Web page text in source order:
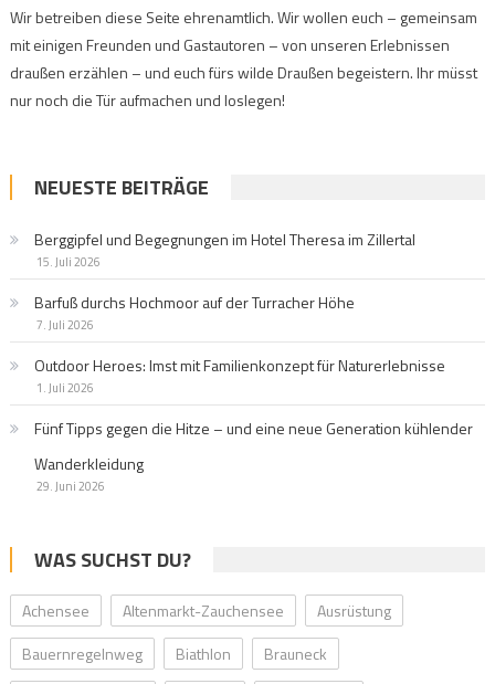
Wir betreiben diese Seite ehrenamtlich. Wir wollen euch – gemeinsam
mit einigen Freunden und Gastautoren – von unseren Erlebnissen
draußen erzählen – und euch fürs wilde Draußen begeistern. Ihr müsst
nur noch die Tür aufmachen und loslegen!
NEUESTE BEITRÄGE
Berggipfel und Begegnungen im Hotel Theresa im Zillertal
15. Juli 2026
Barfuß durchs Hochmoor auf der Turracher Höhe
7. Juli 2026
Outdoor Heroes: Imst mit Familienkonzept für Naturerlebnisse
1. Juli 2026
Fünf Tipps gegen die Hitze – und eine neue Generation kühlender
Wanderkleidung
29. Juni 2026
WAS SUCHST DU?
Achensee Altenmarkt-Zauchensee
Ausrüstung
Bauernregelnweg
Biathlon
Brauneck